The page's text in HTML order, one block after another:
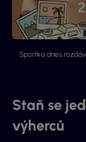
Sportka dnes
Staň se
výherců